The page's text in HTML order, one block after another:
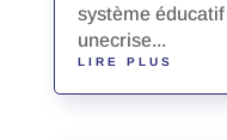
système
unecrise...
LIRE PLUS